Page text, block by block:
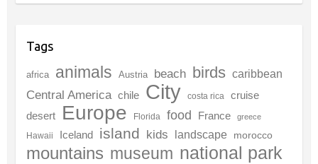
Tags
africa animals Austria beach birds caribbean
Central America chile City costa rica cruise
desert Europe Florida food France greece
Hawaii Iceland island kids landscape morocco
mountains museum national park